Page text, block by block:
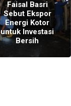
Faisal Basri
Sebut Ekspor
Energi Kotor
untuk Investasi
Bersih